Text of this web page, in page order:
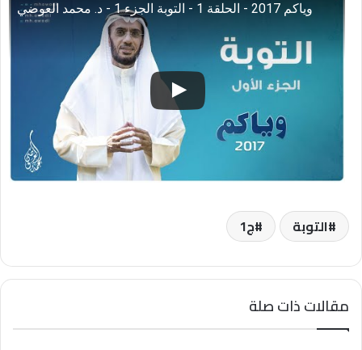
وياكم 2017 - الحلقة 1 - التوبة الجزء 1 - د. محمد العوضي
التوبة ج1
مقالات ذات صلة